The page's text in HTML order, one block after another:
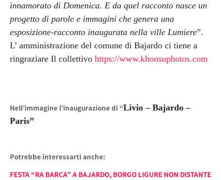
innamorato di Domenica. E da quel racconto nasce un
progetto di parole e immagini che genera una
esposizione-racconto inaugurata nella ville Lumiere”.
L’ amministrazione del comune di Bajardo ci tiene a
ringraziare Il collettivo https://www.khonsuphotos.com
Nell’immagine l’inaugurazione di “Livio – Bajardo –
Paris”
Potrebbe interessarti anche:
FESTA “RA BARCA” A BAJARDO, BORGO LIGURE NON DISTANTE